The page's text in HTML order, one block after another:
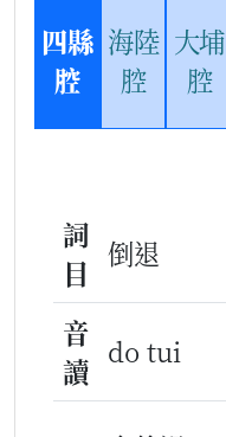
四縣
腔
海陸
腔
大埔
腔
詞
目
倒退
音
讀
do tui